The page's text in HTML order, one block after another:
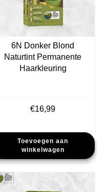
6N Donker Blond
Naturtint Permanente
Haarkleuring
€16,99
Toevoegen aan
winkelwagen